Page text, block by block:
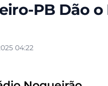
PB Dão
04:22